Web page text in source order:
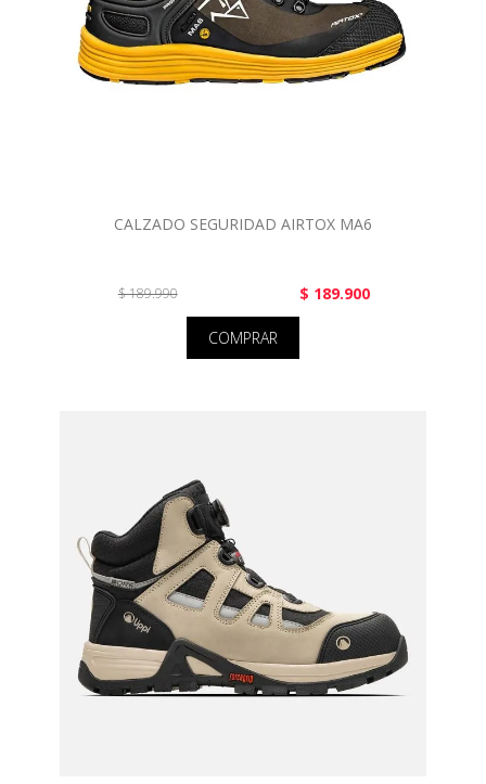
CALZADO SEGURIDAD AIRTOX MA6
$ 189.990 $ 189.900
COMPRAR